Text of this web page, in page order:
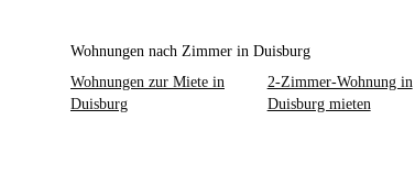
Wohnungen nach Zimmer in Duisburg
Wohnungen zur Miete in
Duisburg
2-Zimmer-Wohnung in
Duisburg mieten